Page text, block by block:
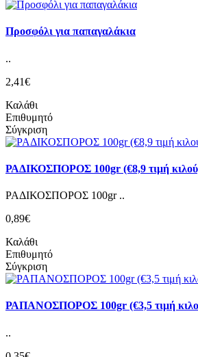
Προσφόλι για παπαγαλάκια
..
2,41€
Καλάθι
Επιθυμητό
Σύγκριση
ΡΑΔΙΚΟΣΠΟΡΟΣ 100gr (€8,9 τιμή
ΡΑΔΙΚΟΣΠΟΡΟΣ 100gr ..
0,89€
Καλάθι
Επιθυμητό
Σύγκριση
ΡΑΠΑΝΟΣΠΟΡΟΣ 100gr (€3,5 τιμή
..